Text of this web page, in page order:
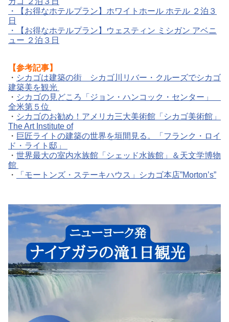
・【お得なホテルプラン】ホワイトホール ホテル ２泊３
日
・【お得なホテルプラン】ウェスティン ミシガン アベニ
ュー ２泊３日
【参考記事】
・ シカゴは建築の街 シカゴ川リバー・クルーズでシカゴ
建築美を観光
・ シカゴの見どころ「ジョン・ハンコック・センター」
全米第５位
・ シカゴのお勧め！アメリカ三大美術館「シカゴ美術館」
The Art Institute of
・ 巨匠ライトの建築の世界を垣間見る。「フランク・ロイ
ド・ライト邸」
・ 世界最大の室内水族館「シェッド水族館」＆天文学博物
館
・
「モートンズ・ステーキハウス」シカゴ本店”Morton’s”